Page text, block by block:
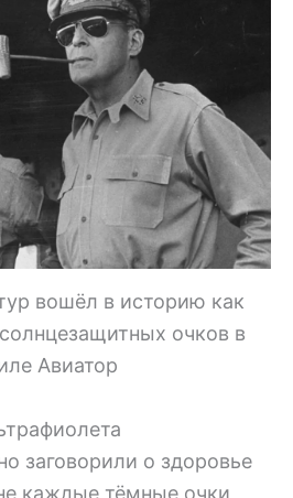
вошёл в историю как
очков в
Авиатор
заговорили о здоровье
каждые тёмные очки